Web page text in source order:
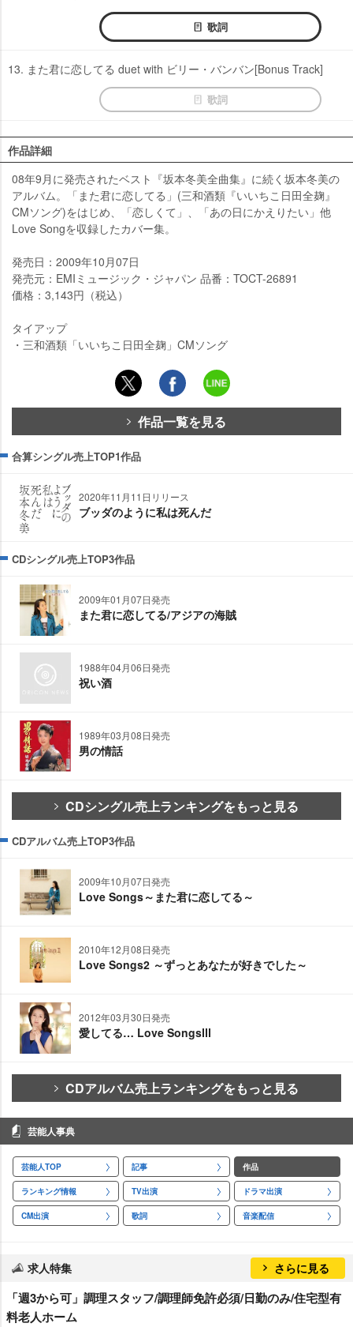
歌詞
13. また君に恋してる duet with ビリー・バンバン[Bonus Track]
歌詞
作品詳細
08年9月に発売されたベスト『坂本冬美全曲集』に続く坂本冬美の
アルバム。「また君に恋してる」(三和酒類『いいちこ日田全麹』
CMソング)をはじめ、「恋しくて」、「あの日にかえりたい」他
Love Songを収録したカバー集。
発売日：2009年10月07日
発売元：EMIミュージック・ジャパン 品番：TOCT-26891
価格：3,143円（税込）
タイアップ
・三和酒類「いいちこ日田全麹」CMソング
作品一覧を見る
合算シングル売上TOP1作品
2020年11月11日リリース
ブッダのように私は死んだ
CDシングル売上TOP3作品
2009年01月07日発売
また君に恋してる/アジアの海賊
1988年04月06日発売
祝い酒
1989年03月08日発売
男の情話
CDシングル売上ランキングをもっと見る
CDアルバム売上TOP3作品
2009年10月07日発売
Love Songs～また君に恋してる～
2010年12月08日発売
Love Songs2 ～ずっとあなたが好きでした～
2012年03月30日発売
愛してる… Love SongsⅢ
CDアルバム売上ランキングをもっと見る
芸能人事典
芸能人TOP 記事 作品
ランキング情報 TV出演 ドラマ出演
CM出演 歌詞 音楽配信
求人特集 さらに見る
「週3から可」調理スタッフ/調理師免許必須/日勤のみ/住宅型有
料老人ホーム